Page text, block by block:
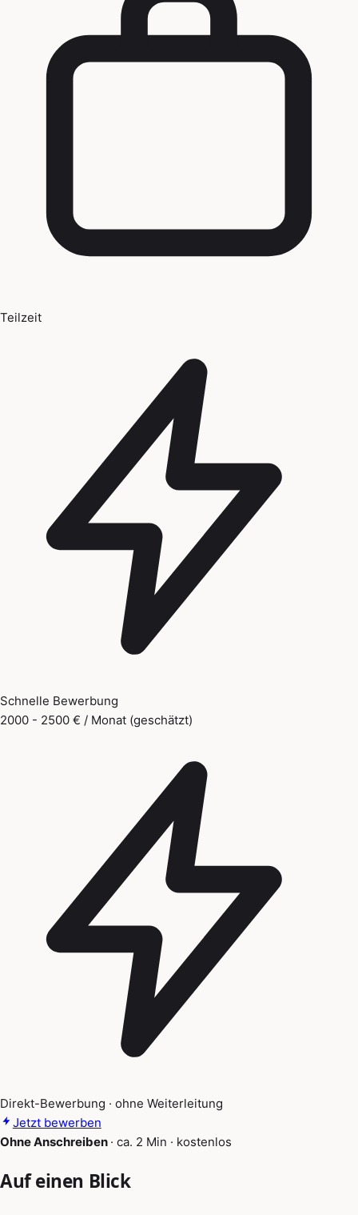
Teilzeit
Schnelle Bewerbung
2000 - 2500 € / Monat (geschätzt)
Direkt-Bewerbung · ohne Weiterleitung
Jetzt bewerben
Ohne Anschreiben · ca. 2 Min · kostenlos
Auf einen Blick